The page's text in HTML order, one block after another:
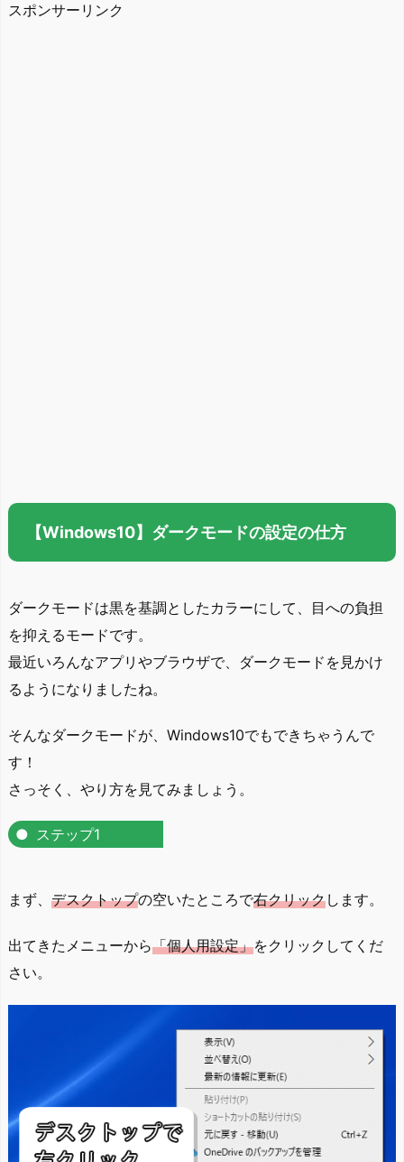
スポンサーリンク
【Windows10】ダークモードの設定の仕方
ダークモードは黒を基調としたカラーにして、目への負担
を抑えるモードです。
最近いろんなアプリやブラウザで、ダークモードを見かけ
るようになりましたね。
そんなダークモードが、Windows10でもできちゃうんで
す！
さっそく、やり方を見てみましょう。
ステップ1
まず、 デスクトップの空いたところで右クリックします。
出てきたメニューから「個人用設定」をクリックしてくだ
さい。